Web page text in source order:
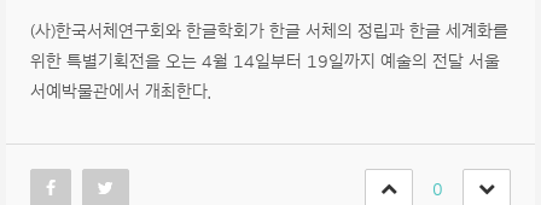
(사)한국서체연구회와 한글학회가 한글 서체의 정립과 한글 세계화를
위한 특별기획전을 오는 4월 14일부터 19일까지 예술의 전달 서울
서예박물관에서 개최한다.
0